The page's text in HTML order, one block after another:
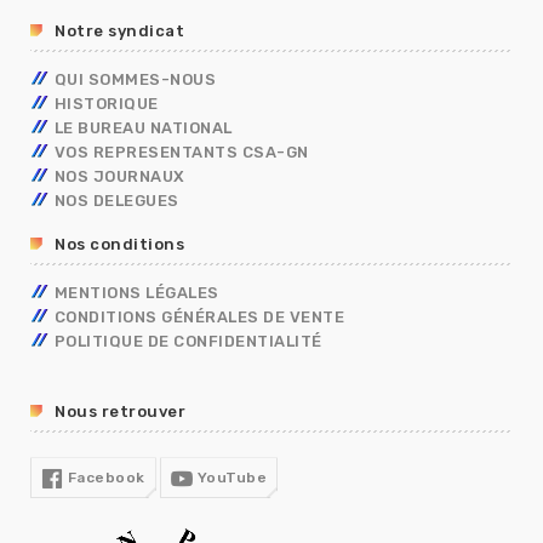
ASSISTANT DE SERVICE SOCIAL
PRIMES
ISS
ELECTIONS PRO 2026
CONGÉS
DIALOGUE SOCIAL
ENTRETIEN PROFESSIONNEL
RÈGLEMENTS INTÉRIEURS
TÉLÉTRAVAIL
FORMATION
R13
COVID19
Notre syndicat
QUI SOMMES-NOUS
HISTORIQUE
LE BUREAU NATIONAL
VOS REPRESENTANTS CSA-GN
NOS JOURNAUX
NOS DELEGUES
Nos conditions
MENTIONS LÉGALES
CONDITIONS GÉNÉRALES DE VENTE
POLITIQUE DE CONFIDENTIALITÉ
Nous retrouver
Facebook YouTube